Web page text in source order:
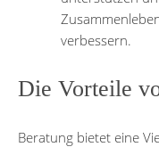
verbessern.
Die Vorteile
Beratung bietet eine